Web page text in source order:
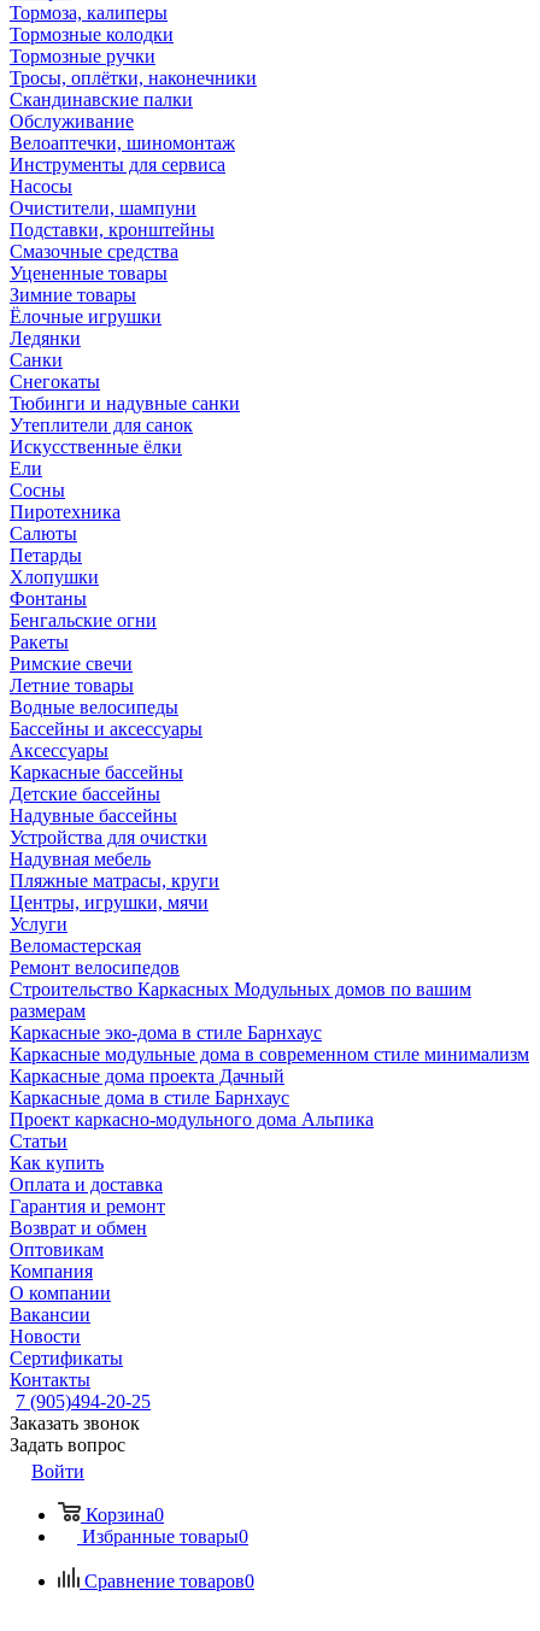
Тормоза, калиперы
Тормозные колодки
Тормозные ручки
Тросы, оплётки, наконечники
Скандинавские палки
Обслуживание
Велоаптечки, шиномонтаж
Инструменты для сервиса
Насосы
Очистители, шампуни
Подставки, кронштейны
Смазочные средства
Уцененные товары
Зимние товары
Ёлочные игрушки
Ледянки
Санки
Снегокаты
Тюбинги и надувные санки
Утеплители для санок
Искусственные ёлки
Ели
Сосны
Пиротехника
Салюты
Петарды
Хлопушки
Фонтаны
Бенгальские огни
Ракеты
Римские свечи
Летние товары
Водные велосипеды
Бассейны и аксессуары
Аксессуары
Каркасные бассейны
Детские бассейны
Надувные бассейны
Устройства для очистки
Надувная мебель
Пляжные матрасы, круги
Центры, игрушки, мячи
Услуги
Веломастерская
Ремонт велосипедов
Строительство Каркасных Модульных домов по вашим
размерам
Каркасные эко-дома в стиле Барнхаус
Каркасные модульные дома в современном стиле минимализм
Каркасные дома проекта Дачный
Каркасные дома в стиле Барнхаус
Проект каркасно-модульного дома Альпика
Статьи
Как купить
Оплата и доставка
Гарантия и ремонт
Возврат и обмен
Оптовикам
Компания
О компании
Вакансии
Новости
Сертификаты
Контакты
7 (905)494-20-25
Заказать звонок
Задать вопрос
Войти
Корзина0
Избранные товары0
Сравнение товаров0